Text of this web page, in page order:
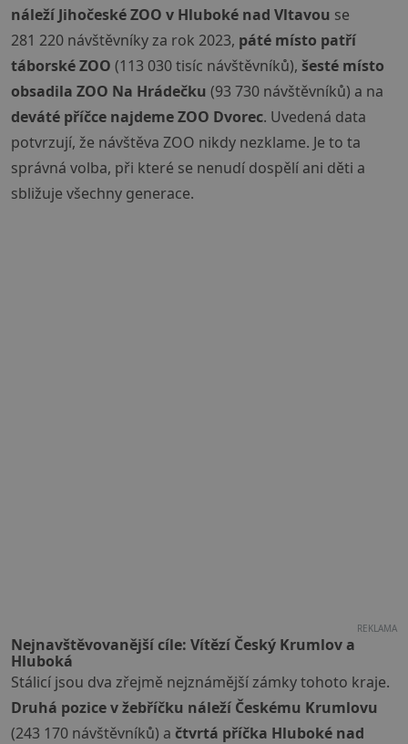
náleží Jihočeské ZOO v Hluboké nad Vltavou se
281 220 návštěvníky za rok 2023, páté místo patří
táborské ZOO (113 030 tisíc návštěvníků), šesté místo
obsadila ZOO Na Hrádečku (93 730 návštěvníků) a na
deváté příčce najdeme ZOO Dvorec. Uvedená data
potvrzují, že návštěva ZOO nikdy nezklame. Je to ta
správná volba, při které se nenudí dospělí ani děti a
sbližuje všechny generace.
REKLAMA
Nejnavštěvovanější cíle: Vítězí Český Krumlov a
Hluboká
Stálicí jsou dva zřejmě nejznámější zámky tohoto kraje.
Druhá pozice v žebříčku náleží Českému Krumlovu
(243 170 návštěvníků) a čtvrtá příčka Hluboké nad